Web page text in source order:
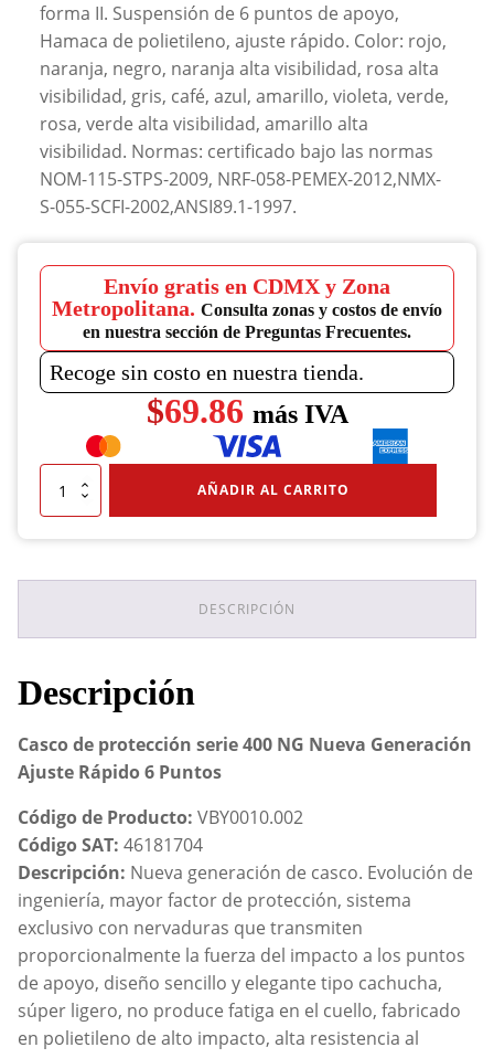
forma II. Suspensión de 6 puntos de apoyo,
Hamaca de polietileno, ajuste rápido. Color: rojo,
naranja, negro, naranja alta visibilidad, rosa alta
visibilidad, gris, café, azul, amarillo, violeta, verde,
rosa, verde alta visibilidad, amarillo alta
visibilidad. Normas: certificado bajo las normas
NOM-115-STPS-2009, NRF-058-PEMEX-2012,NMX-
S-055-SCFI-2002,ANSI89.1-1997.
Envío gratis en CDMX y Zona
Metropolitana. Consulta zonas y costos de envío
en nuestra sección de Preguntas Frecuentes.
Recoge sin costo en nuestra tienda.
$69.86 más IVA
Casco
serie
6
cantidad
AÑADIR AL CARRITO
DESCRIPCIÓN
Descripción
Casco de protección serie 400 NG Nueva Generación
Ajuste Rápido 6 Puntos
Código de Producto: VBY0010.002
Código SAT: 46181704
Descripción: Nueva generación de casco. Evolución de
ingeniería, mayor factor de protección, sistema
exclusivo con nervaduras que transmiten
proporcionalmente la fuerza del impacto a los puntos
de apoyo, diseño sencillo y elegante tipo cachucha,
súper ligero, no produce fatiga en el cuello, fabricado
en polietileno de alto impacto, alta resistencia al